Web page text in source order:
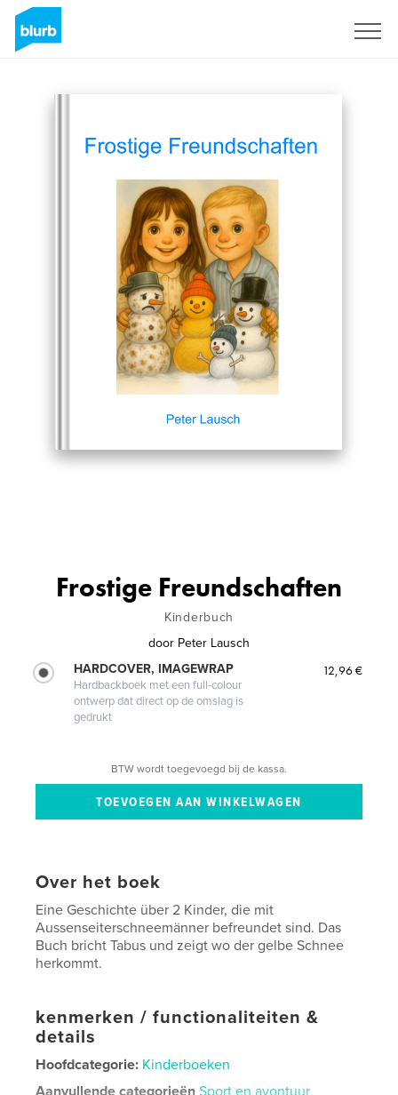
Frostige Freundschaften
Kinderbuch
door Peter Lausch
HARDCOVER, IMAGEWRAP
Hardbackboek met een full-colour
ontwerp dat direct op de omslag is
gedrukt
12,96 €
BTW wordt toegevoegd bij de kassa.
Over het boek
Eine Geschichte über 2 Kinder, die mit
Aussenseiterschneemänner befreundet sind. Das
Buch bricht Tabus und zeigt wo der gelbe Schnee
herkommt.
kenmerken / functionaliteiten &
details
Hoofdcategorie: Kinderboeken
Aanvullende categorieën Sport en avontuur